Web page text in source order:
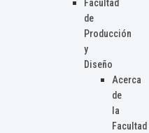
Facultad
de
Producción
y
Diseño
Acerca
de
la
Facultad